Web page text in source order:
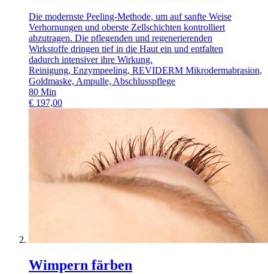
Die modernste Peeling-Methode, um auf sanfte Weise
Verhornungen und oberste Zellschichten kontrolliert
abzutragen. Die pflegenden und regenerierenden
Wirkstoffe dringen tief in die Haut ein und entfalten
dadurch intensiver ihre Wirkung.
Reinigung, Enzympeeling, REVIDERM Mikrodermabrasion,
Goldmaske, Ampulle, Abschlusspflege
80 Min
€ 197,00
Wimpern färben